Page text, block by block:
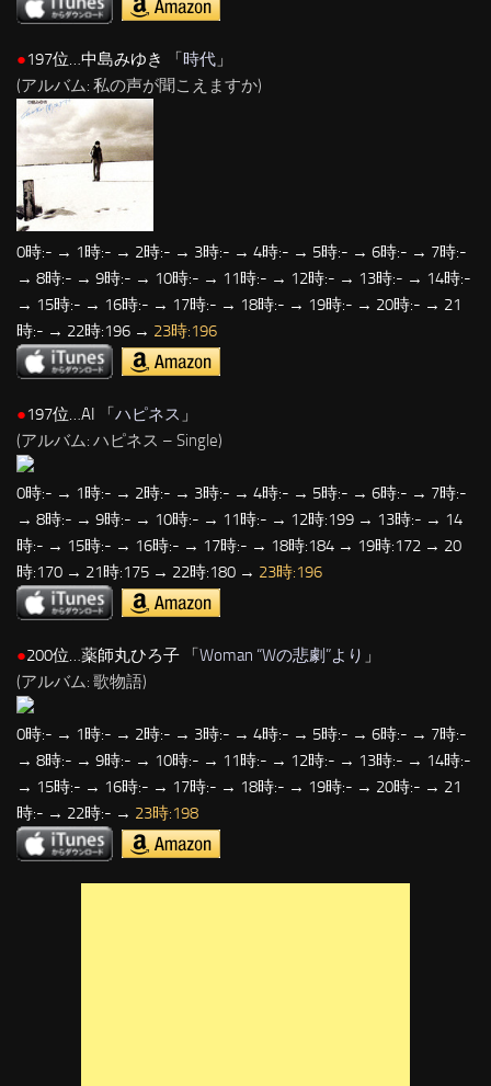
●197位…中島みゆき 「時代 」
(アルバム: 私の声が聞こえますか)
0時:- → 1時:- → 2時:- → 3時:- → 4時:- → 5時:- → 6時:- → 7時:-
→ 8時:- → 9時:- → 10時:- → 11時:- → 12時:- → 13時:- → 14時:-
→ 15時:- → 16時:- → 17時:- → 18時:- → 19時:- → 20時:- → 21
時:- → 22時:196 → 23時:196
●197位…AI 「ハピネス 」
(アルバム: ハピネス – Single)
0時:- → 1時:- → 2時:- → 3時:- → 4時:- → 5時:- → 6時:- → 7時:-
→ 8時:- → 9時:- → 10時:- → 11時:- → 12時:199 → 13時:- → 14
時:- → 15時:- → 16時:- → 17時:- → 18時:184 → 19時:172 → 20
時:170 → 21時:175 → 22時:180 → 23時:196
●200位…薬師丸ひろ子 「Woman “Wの悲劇”より 」
(アルバム: 歌物語)
0時:- → 1時:- → 2時:- → 3時:- → 4時:- → 5時:- → 6時:- → 7時:-
→ 8時:- → 9時:- → 10時:- → 11時:- → 12時:- → 13時:- → 14時:-
→ 15時:- → 16時:- → 17時:- → 18時:- → 19時:- → 20時:- → 21
時:- → 22時:- → 23時:198